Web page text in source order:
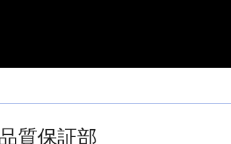
質保証部